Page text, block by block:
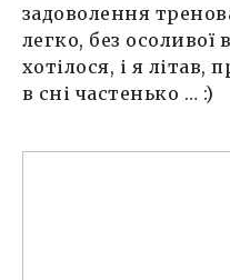
задоволення
легко, без осоливої
хотілося, і я літав,
в сні частенько … :)